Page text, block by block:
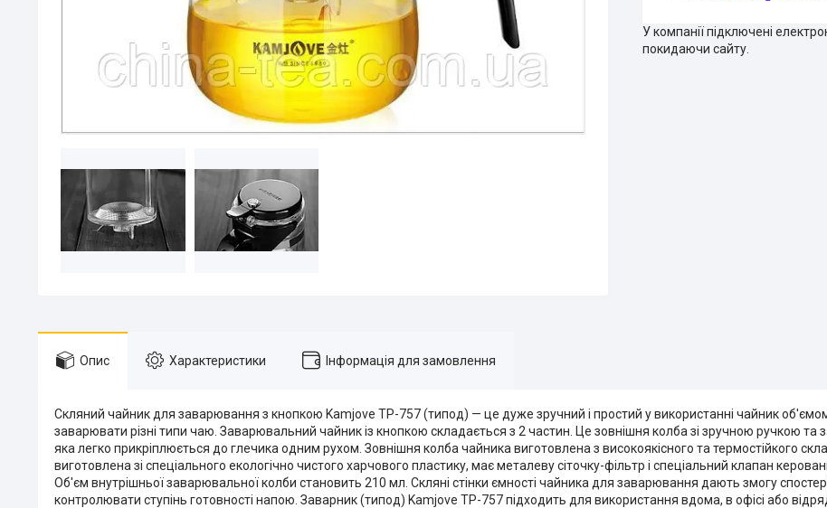
У компанії підключені
покидаючи сайту.
Опис Характеристики Інформація для замовлення
Скляний чайник для заварювання з кнопкою Kamjove TP-757 (типод) — це дуже зручний і простий у використанні чайник
заварювати різні типи чаю. Заварювальний чайник із кнопкою складається з 2 частин. Це зовнішня колба зі зручною ручкою та
яка легко прикріплюється до глечика одним рухом. Зовнішня колба чайника виготовлена з високоякісного та термостійкого
виготовлена зі спеціального екологічно чистого харчового пластику, має металеву сіточку-фільтр і спеціальний клапан
Об'єм внутрішньої заварювальної колби становить 210 мл. Скляні стінки ємності чайника для заварювання дають змогу
контролювати ступінь готовності напою. Заварник (типод) Kamjove TP-757 підходить для використання вдома, в офісі або